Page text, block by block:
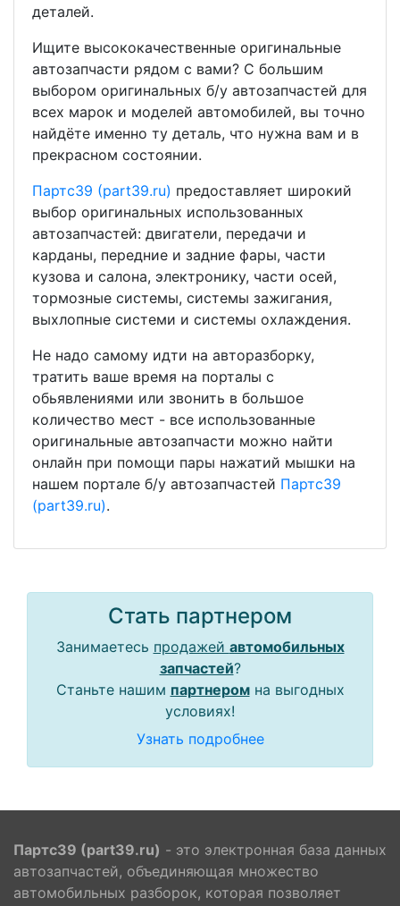
деталей.
Ищите высококачественные оригинальные
автозапчасти рядом с вами? С большим
выбором оригинальных б/у автозапчастей для
всех марок и моделей автомобилей, вы точно
найдёте именно ту деталь, что нужна вам и в
прекрасном состоянии.
Партс39 (part39.ru) предоставляет широкий
выбор оригинальных использованных
автозапчастей: двигатели, передачи и
карданы, передние и задние фары, части
кузова и салона, электронику, части осей,
тормозные системы, системы зажигания,
выхлопные системи и системы охлаждения.
Не надо самому идти на авторазборку,
тратить ваше время на порталы с
обьявлениями или звонить в большое
количество мест - все использованные
оригинальные автозапчасти можно найти
онлайн при помощи пары нажатий мышки на
нашем портале б/у автозапчастей Партс39
(part39.ru).
Стать партнером
Занимаетесь продажей автомобильных
запчастей?
Станьте нашим партнеромна выгодных
условиях!
Узнать подробнее
Партс39 (part39.ru) - это электронная база данных
автозапчастей, объединяющая множество
автомобильных разборок, которая позволяет